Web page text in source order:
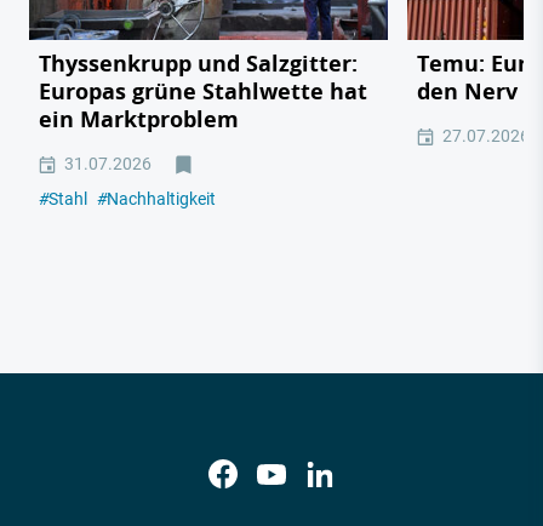
Thyssenkrupp und Salzgitter:
Europas grüne Stahlwette hat
ein Marktproblem
31.07.2026
#Stahl #Nachhaltigkeit
Temu:
den Nerv
27.07.2026